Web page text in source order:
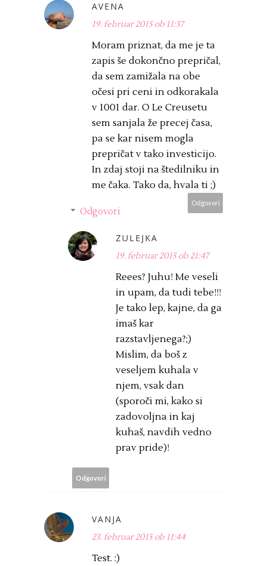
AVENA
19. februar 2015 ob 11:37
Moram priznat, da me je ta
zapis še dokončno prepričal,
da sem zamižala na obe
očesi pri ceni in odkorakala
v 1001 dar. O Le Creusetu
sem sanjala že precej časa,
pa se kar nisem mogla
prepričat v tako investicijo.
In zdaj stoji na štedilniku in
me čaka. Tako da, hvala ti ;)
Odgovori
Odgovori
ZULEJKA
19. februar 2015 ob 21:47
Reees? Juhu! Me veseli
in upam, da tudi tebe!!!
Je tako lep, kajne, da ga
imaš kar
razstavljenega?;)
Mislim, da boš z
veseljem kuhala v
njem, vsak dan
(sporoči mi, kako si
zadovoljna in kaj
kuhaš, navdih vedno
prav pride)!
Odgovori
VANJA
23. februar 2015 ob 11:44
Test. :)